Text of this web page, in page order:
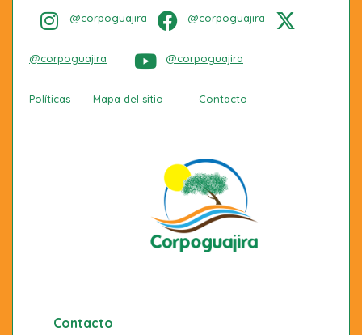
@corpoguajira @corpoguajira
@corpoguajira @corpoguajira
Políticas Mapa del sitio Contacto
Contacto